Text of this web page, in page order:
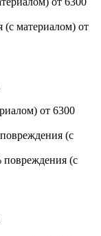
материалом) от
от 6300
(с
повреждения (с